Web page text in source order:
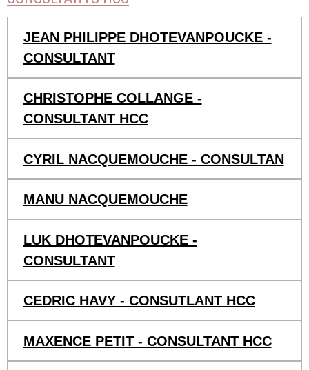
JEAN PHILIPPE DHOTEVANPOUCKE -
CONSULTANT
CHRISTOPHE COLLANGE -
CONSULTANT HCC
CYRIL NACQUEMOUCHE - CONSULTAN
MANU NACQUEMOUCHE
LUK DHOTEVANPOUCKE -
CONSULTANT
CEDRIC HAVY - CONSUTLANT HCC
MAXENCE PETIT - CONSULTANT HCC